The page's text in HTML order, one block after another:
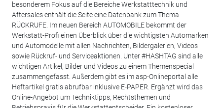
besonderem Fokus auf die Bereiche Werkstatttechnik und
Aftersales enthält die Seite eine Datenbank zum Thema
RÜCKRUFE. Im neuen Bereich AUTOMOBILE bekommt der
Werkstatt-Profi einen Überblick über die wichtigsten Automarken
und Automodelle mit allen Nachrichten, Bildergalerien, Videos
sowie Rückruf- und Serviceaktionen. Unter #HASHTAG sind alle
wichtigen Artikel, Bilder und Videos zu einem Themenspecial
zusammengefasst. Außerdem gibt es im asp-Onlineportal alle
Heftartikel gratis abrufbar inklusive E-PAPER. Ergänzt wird das
Online-Angebot um Techniktipps, Rechtsthemen und